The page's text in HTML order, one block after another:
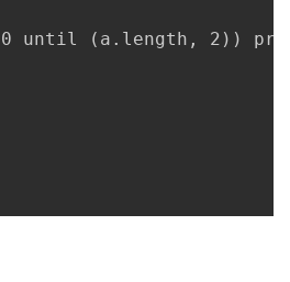
until (a.length, 2))